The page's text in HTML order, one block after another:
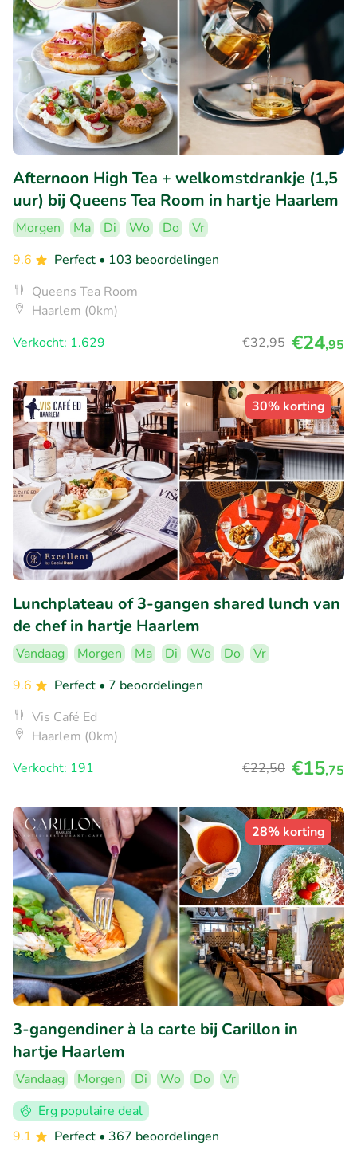
Afternoon High Tea + welkomstdrankje (1,5
uur) bij Queens Tea Room in hartje Haarlem
Morgen Ma Di Wo Do
Vr
9.6
Perfect • 103 beoordelingen
Queens Tea Room
Haarlem (0km)
Verkocht: 1.629
€32,95 €24,95
30% korting
Lunchplateau of 3-gangen shared lunch van
de chef in hartje Haarlem
Vandaag Morgen Ma Di Wo Do
Vr
9.6
Perfect • 7 beoordelingen
Vis Café Ed
Haarlem (0km)
Verkocht: 191
€22,50 €15,75
28% korting
3-gangendiner à la carte bij Carillon in
hartje Haarlem
Vandaag Morgen Di Wo Do
Vr
Erg populaire deal
9.1
Perfect • 367 beoordelingen